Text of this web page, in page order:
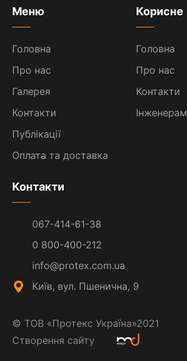
Меню
Головна
Про нас
Галерея
Контакти
Публікації
Оплата та доставка
Корисне
Головна
Про нас
Контакти
Інженерам
Контакти
067-414-61-38
0 800-400-212
info@protex.com.ua
Київ, вул. Пшенична, 9
© ТОВ «Протекс Україна»2021
Створення сайту